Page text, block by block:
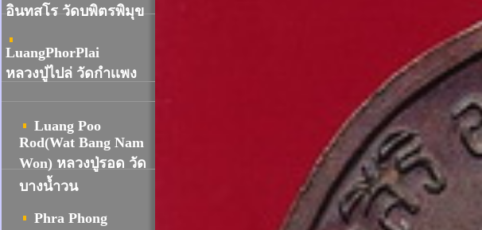
อินทสโร วัดบพิตรพิมุข
LuangPhorPlai
หลวงปู่ไปล่ วัดกำเเพง
Luang Poo
Rod(Wat Bang Nam
Won) หลวงปู่รอด วัด
บางน้ำวน
Phra Phong